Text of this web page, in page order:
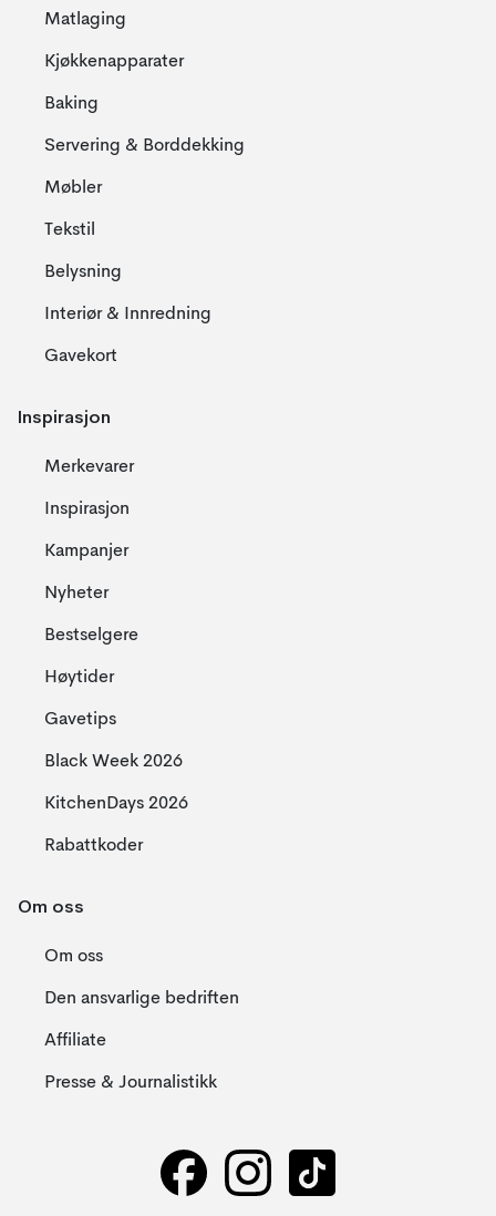
Matlaging
Kjøkkenapparater
Baking
Servering & Borddekking
Møbler
Tekstil
Belysning
Interiør & Innredning
Gavekort
Inspirasjon
Merkevarer
Inspirasjon
Kampanjer
Nyheter
Bestselgere
Høytider
Gavetips
Black Week 2026
KitchenDays 2026
Rabattkoder
Om oss
Om oss
Den ansvarlige bedriften
Affiliate
Presse & Journalistikk